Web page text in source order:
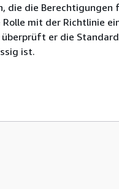
die die Berechtigungen
mit der Richtlinie
überprüft er die
ist.